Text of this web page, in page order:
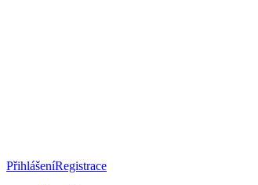
PřihlášeníRegistrace